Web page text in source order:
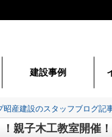
建設事例
昭産建設のスタッフブログ記
親子木工教室開催！